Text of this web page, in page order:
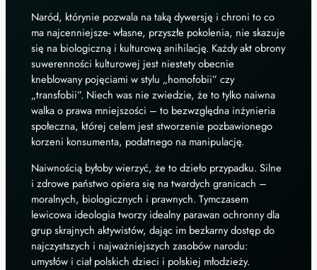
Naród, którynie pozwala na taką dywersję i chroni to co
ma najcenniejsze- własne, przyszłe pokolenia, nie skazuje
się na biologiczną i kulturową anihilację. Każdy akt obrony
suwerenności kulturowej jest niestety obecnie
kneblowany pojęciami w stylu „homofobii” czy
„transfobii”. Niech was nie zwiedzie, że to tylko naiwna
walka o prawa mniejszości – to bezwzględna inżynieria
społeczna, której celem jest stworzenie pozbawionego
korzeni konsumenta, podatnego na manipulację.
Naiwnością byłoby wierzyć, że to dzieło przypadku. Silne
i zdrowe państwo opiera się na twardych granicach –
moralnych, biologicznych i prawnych. Tymczasem
lewicowa ideologia tworzy idealny parawan ochronny dla
grup skrajnych aktywistów, dając im bezkarny dostęp do
najczystszych i najważniejszych zasobów narodu:
umysłów i ciał polskich dzieci i polskiej młodzieży.